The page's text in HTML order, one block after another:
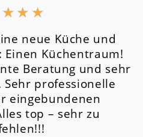
★ ★ ★
neue Küche und
Küchentraum!
Beratung und sehr
professionelle
eingebundenen
top – sehr zu